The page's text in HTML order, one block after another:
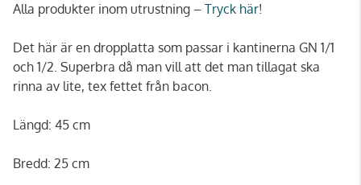
Alla produkter inom utrustning – Tryck här!
Det här är en dropplatta som passar i kantinerna GN 1/1
och 1/2. Superbra då man vill att det man tillagat ska
rinna av lite, tex fettet från bacon.
Längd: 45 cm
Bredd: 25 cm